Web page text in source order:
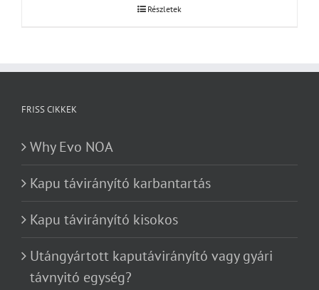
Részletek
FRISS CIKKEK
Why Evo NOA
Kapu távirányító karbantartás
Kapu távirányító kisokos
Utángyártott kaputávirányító vagy gyári
távnyitó egység?